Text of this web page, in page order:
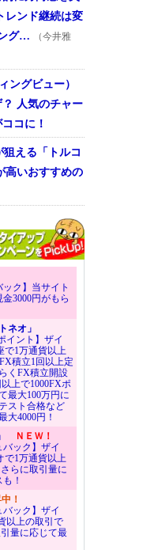
レンド継続は変
グ…
（今井雅
ングビュー）
人気のチャー
コに！
える「トルコ
高いおすすめの
ック】当サイト
3000円がもら
ネオ」
イント】ザイ
で1万通貨以上
積立1回以上定
くFX積立開設
上で1000FXポ
最大100万円に
スト合格など
大4000円！
ＮＥＷ！
バック】ザイ
で1万通貨以上
らに取引量に
！
！
バック】ザイ
以上の取引で
量に応じて最